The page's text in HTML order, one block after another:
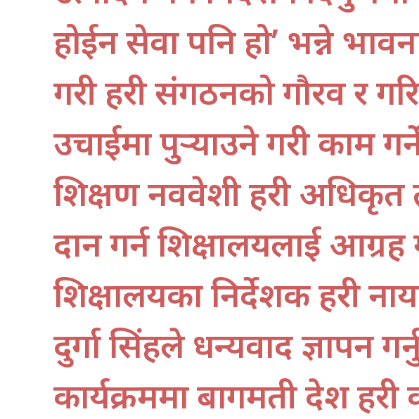
होईन सेवा पनि हो’ भन्ने
गरी प्रहरी संगठनको गौरव र
उचाईमा पुर्‍याउने गरी काम
प्रशिक्षण नवप्रवेशी प्रहरी
प्रदान गर्न शिक्षालयलाई आग्रह
शिक्षालयका निर्देशक प्रहरी
दुर्गा सिंहले धन्यवाद ज्ञापन
कार्यक्रममा बागमती प्रदेश